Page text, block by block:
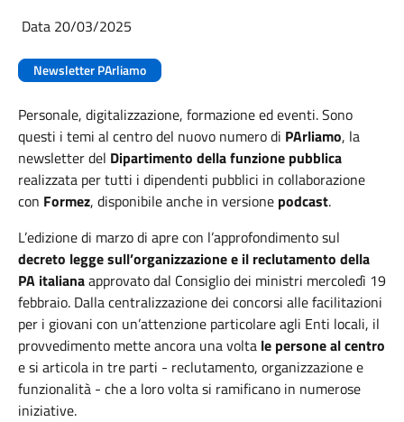
Data 20/03/2025
Newsletter PArliamo
Personale, digitalizzazione, formazione ed eventi. Sono
questi i temi al centro del nuovo numero di PArliamo, la
newsletter del Dipartimento della funzione pubblica
realizzata per tutti i dipendenti pubblici in collaborazione
con Formez, disponibile anche in versione podcast.
L’edizione di marzo di apre con l’approfondimento sul
decreto legge sull’organizzazione e il reclutamento della
PA italianaapprovato dal Consiglio dei ministri mercoledì 19
febbraio. Dalla centralizzazione dei concorsi alle facilitazioni
per i giovani con un’attenzione particolare agli Enti locali, il
provvedimento mette ancora una volta le persone al centro
e si articola in tre parti - reclutamento, organizzazione e
funzionalità - che a loro volta si ramificano in numerose
iniziative.